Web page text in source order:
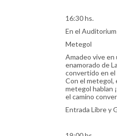
16:30 hs.
En el
Metegol
Amadeo vive en
enamorado de
convertido en el
Con el metegol,
metegol hablan
el camino
Entrada Libre y